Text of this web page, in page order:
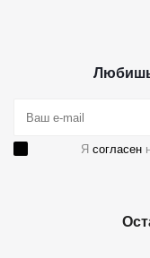
Я согласен